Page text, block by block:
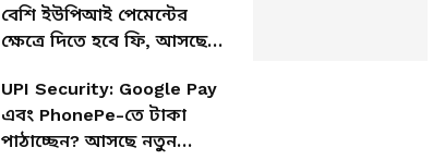
বেশি ইউপিআই পেমেন্টের
ক্ষেত্রে দিতে হবে ফি, আসছে
UPI Security: Google Pay
এবং PhonePe-তে টাকা
পাঠাচ্ছেন? আসছে নতুন